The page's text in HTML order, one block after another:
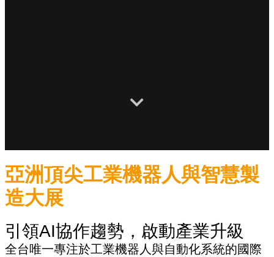
亞洲頂尖工業機器人與智慧製
造大展
引領AI協作趨勢，啟動產業升級
全台唯一專注於工業機器人與自動化系統的國際